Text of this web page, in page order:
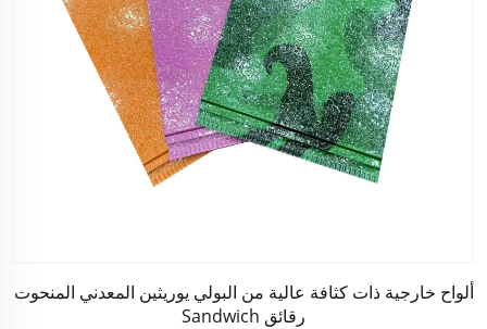
ألواح خارجية ذات كثافة عالية من البولي يوريثين المعدني المنحوت
رقائق Sandwich